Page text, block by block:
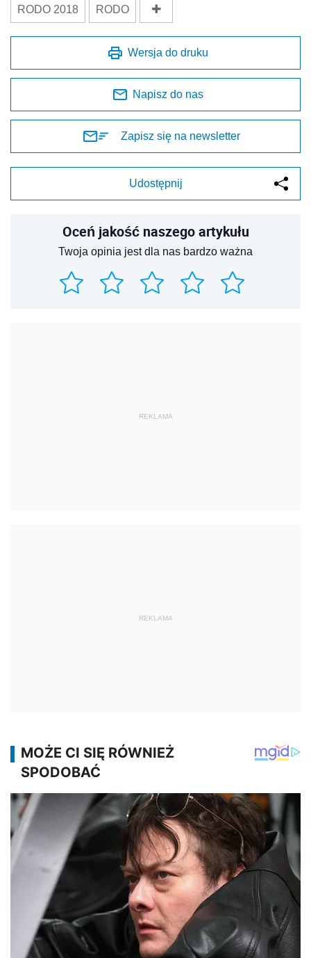
RODO 2018 RODO
Wersja do druku
Napisz do nas
Zapisz się na newsletter
Udostępnij
Oceń jakość naszego artykułu
Twoja opinia jest dla nas bardzo ważna
REKLAMA
REKLAMA